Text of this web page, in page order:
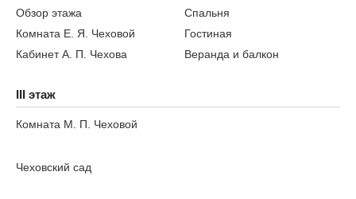
Обзор этажа
Комната Е. Я. Чеховой
Кабинет А. П. Чехова
Спальня
Гостиная
Веранда и балкон
III этаж
Комната М. П. Чеховой
Чеховский сад